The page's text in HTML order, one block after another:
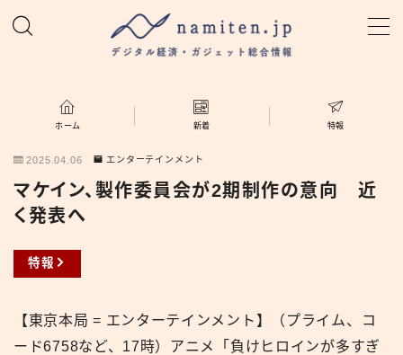
ホーム
新着
namiten.jp
ホーム 新着 特報
2025.04.06 エンターテインメント
マケイン、製作委員会が2期制作の意向 近
く発表へ
特報
【東京本局 = エンターテインメント】（プライム、コ
ード6758など、17時）アニメ「負けヒロインが多すぎ